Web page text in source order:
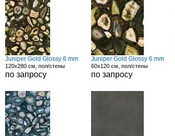
Juniper Gold Glossy 6 mm
120x280 см, пол/стены
по запросу
Juniper Gold Glossy 6 mm
60x120 см, пол/стены
по запросу